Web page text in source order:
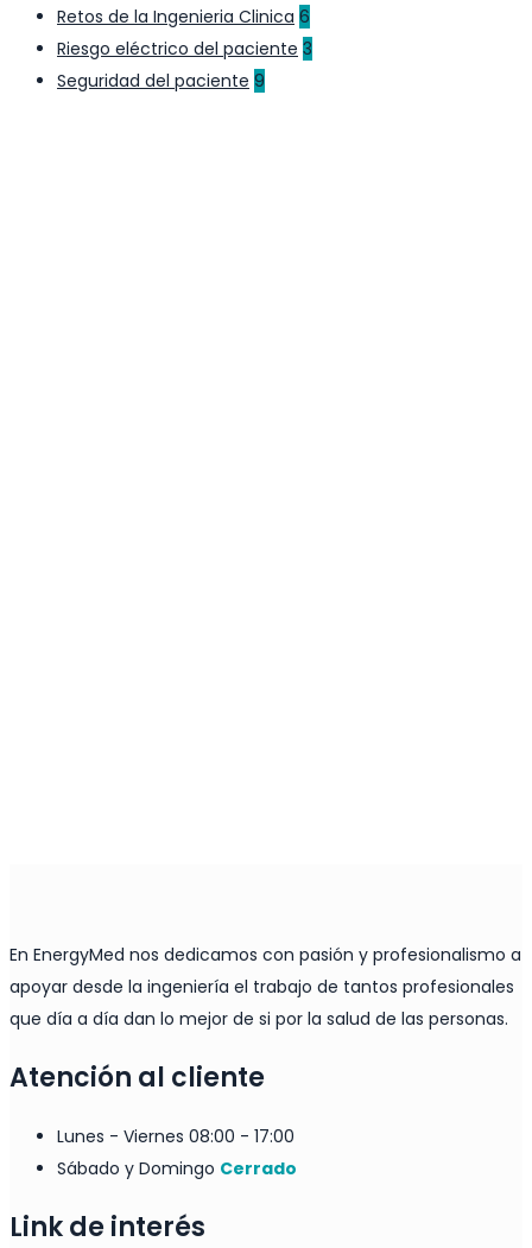
Retos de la Ingenieria Clinica 6
Riesgo eléctrico del paciente 3
Seguridad del paciente 9
En EnergyMed nos dedicamos con pasión y profesionalismo a
apoyar desde la ingeniería el trabajo de tantos profesionales
que día a día dan lo mejor de si por la salud de las personas.
Atención al cliente
Lunes - Viernes 08:00 - 17:00
Sábado y Domingo Cerrado
Link de interés